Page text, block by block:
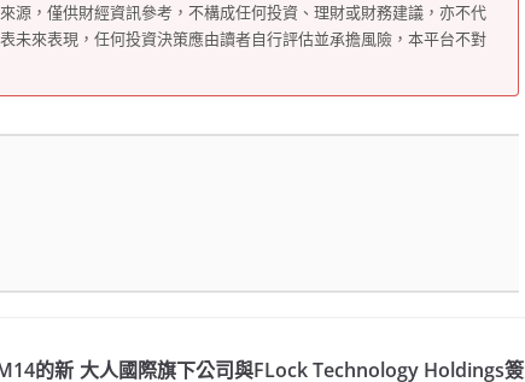
源，僅供財經資訊參考，不構成任何投資、理財或財務建議，亦不代
未來表現，任何投資決策應由讀者自行評估並承擔風險，本平台不對
的新 大人國際旗下公司與FLock Technology Holdings簽